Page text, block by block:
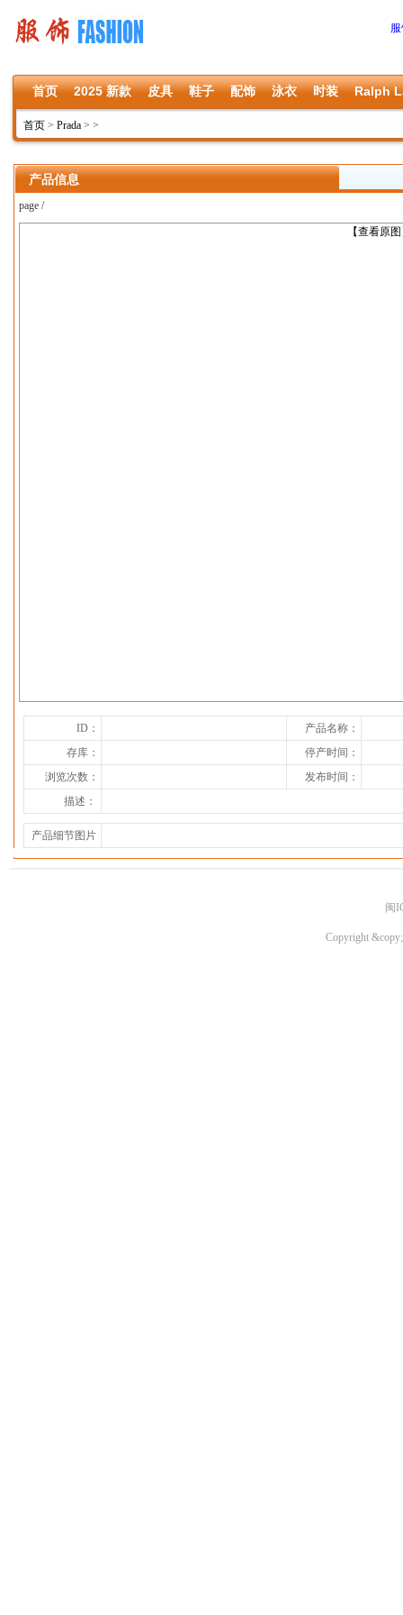
首页 2025 新款 皮具 鞋子 配饰 泳衣 时装 Ralph
首页 > Prada > >
产品信息
page /
【查看原
上一张
ID：
产品名称：
存库：
停产时间：
浏览次数：
发布时间：
描述：
产品细节图片
闽
Copyright